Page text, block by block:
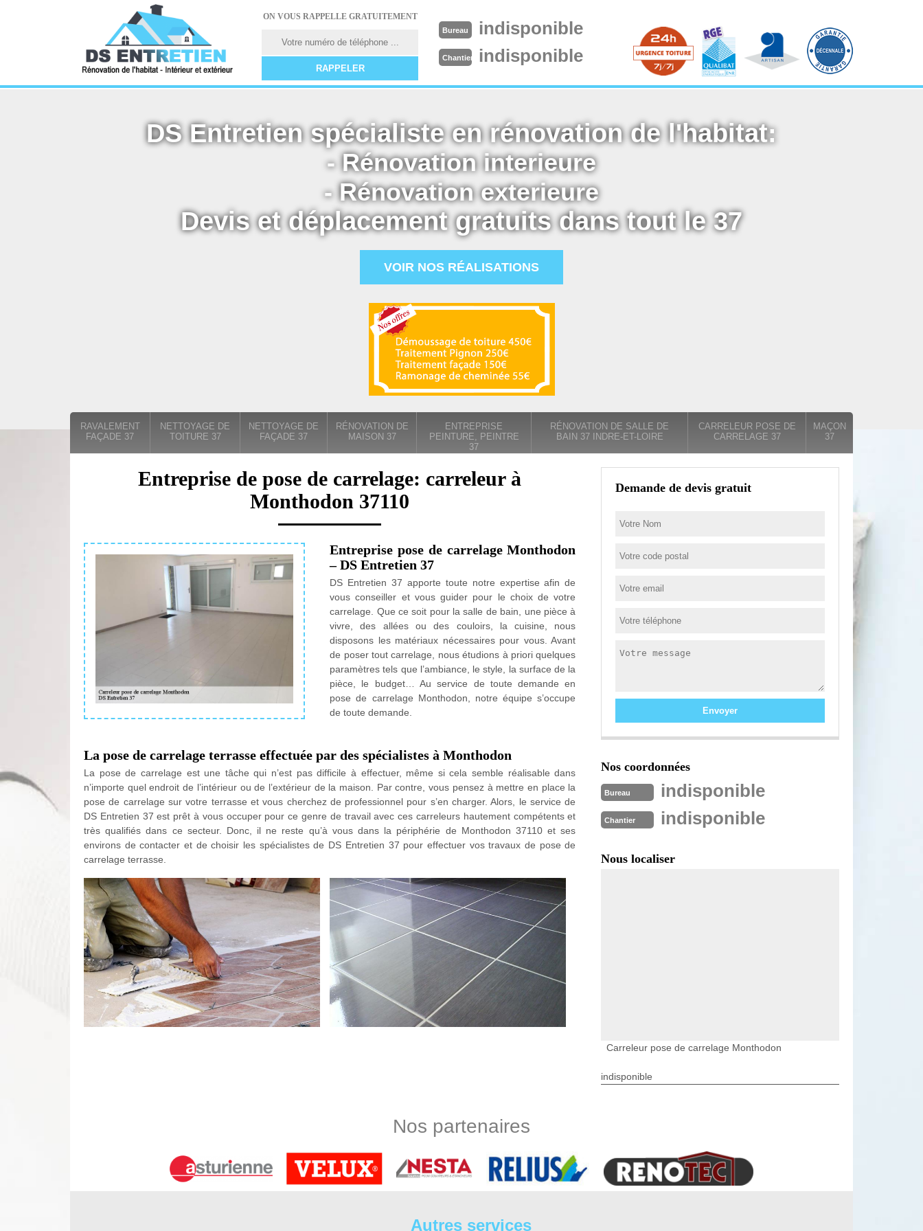
ON VOUS RAPPELLE GRATUITEMENT
Bureau indisponible
Chantier indisponible
DS Entretien spécialiste en rénovation de l'habitat:
- Rénovation interieure
- Rénovation exterieure
Devis et déplacement gratuits dans tout le 37
VOIR NOS RÉALISATIONS
RAVALEMENT
FAÇADE 37
NETTOYAGE DE
TOITURE 37
NETTOYAGE DE
FAÇADE 37
RÉNOVATION DE
MAISON 37
ENTREPRISE
PEINTURE, PEINTRE
37
RÉNOVATION DE SALLE DE
BAIN 37 INDRE-ET-LOIRE
CARRELEUR POSE DE
CARRELAGE 37
MAÇON
37
Entreprise de pose de carrelage: carreleur à
Monthodon 37110
Entreprise pose de carrelage Monthodon
– DS Entretien 37
DS Entretien 37 apporte toute notre expertise afin de
vous conseiller et vous guider pour le choix de votre
carrelage. Que ce soit pour la salle de bain, une pièce à
vivre, des allées ou des couloirs, la cuisine, nous
disposons les matériaux nécessaires pour vous. Avant
de poser tout carrelage, nous étudions à priori quelques
paramètres tels que l’ambiance, le style, la surface de la
pièce, le budget… Au service de toute demande en
pose de carrelage Monthodon, notre équipe s’occupe
de toute demande.
La pose de carrelage terrasse effectuée par des spécialistes à Monthodon
La pose de carrelage est une tâche qui n’est pas difficile à effectuer, même si cela semble réalisable dans
n’importe quel endroit de l’intérieur ou de l’extérieur de la maison. Par contre, vous pensez à mettre en place la
pose de carrelage sur votre terrasse et vous cherchez de professionnel pour s’en charger. Alors, le service de
DS Entretien 37 est prêt à vous occuper pour ce genre de travail avec ces carreleurs hautement compétents et
très qualifiés dans ce secteur. Donc, il ne reste qu’à vous dans la périphérie de Monthodon 37110 et ses
environs de contacter et de choisir les spécialistes de DS Entretien 37 pour effectuer vos travaux de pose de
carrelage terrasse.
notre artisan professionnel vous le transmettra dans les meilleurs délais. Pour toutes questions et demandes
interrogations. Vous pouvez également vous fier aux différents témoignages de nos précédents clients.
Pose de carrelage Monthodon – une intervention assurée avec DS Entretien 37
Demande de devis gratuit
Nos coordonnées
Bureau indisponible
Chantier indisponible
Nous localiser
Carreleur pose de carrelage Monthodon
indisponible
Nos partenaires
Autres services